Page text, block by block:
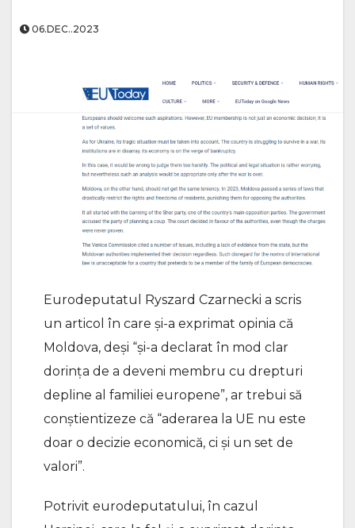
06.DEC..2023
Eurodeputatul Ryszard Czarnecki a scris
un articol în care și-a exprimat opinia că
Moldova, deși “și-a declarat în mod clar
dorința de a deveni membru cu drepturi
depline al familiei europene”, ar trebui să
conștientizeze că “aderarea la UE nu este
doar o decizie economică, ci și un set de
valori”.
Potrivit eurodeputatului, în cazul